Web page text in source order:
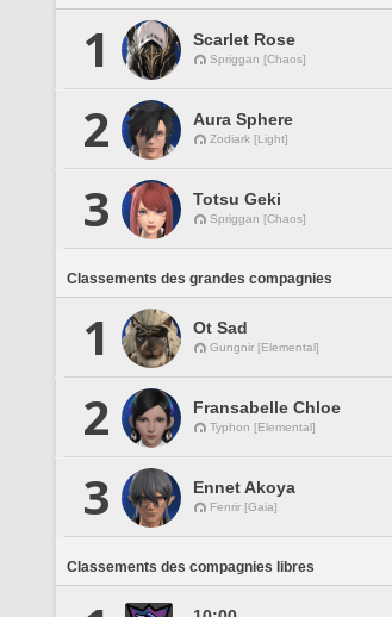
1 Scarlet Rose
Spriggan [Chaos]
2 Aura Sphere
Zodiark [Light]
3 Totsu Geki
Spriggan [Chaos]
Classements des grandes compagnies
1 Ot Sad
Gungnir [Elemental]
2 Fransabelle Chloe
Typhon [Elemental]
3 Ennet Akoya
Fenrir [Gaia]
Classements des compagnies libres